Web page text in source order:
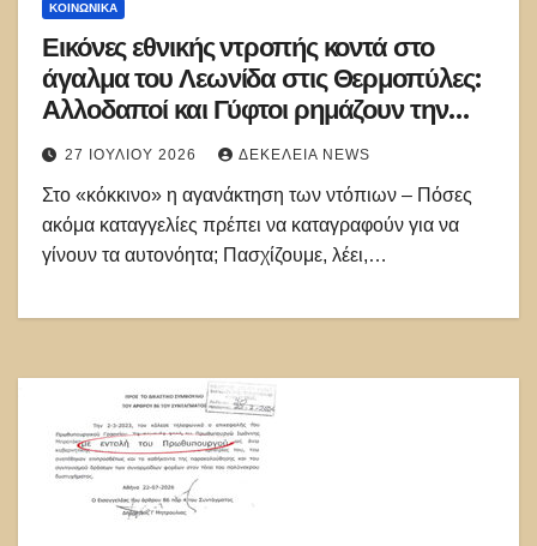
ΚΟΙΝΩΝΙΚΑ
Εικόνες εθνικής ντροπής κοντά στο
άγαλμα του Λεωνίδα στις Θερμοπύλες:
Αλλοδαποί και Γύφτοι ρημάζουν την
περιοχή
27 ΙΟΥΛΊΟΥ 2026 ΔΕΚΈΛΕΙΑ NEWS
Στο «κόκκινο» η αγανάκτηση των ντόπιων – Πόσες
ακόμα καταγγελίες πρέπει να καταγραφούν για να
γίνουν τα αυτονόητα; Πασχίζουμε, λέει,…